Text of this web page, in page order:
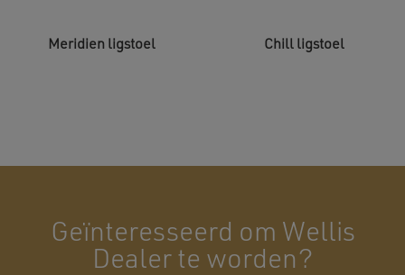
Meridien ligstoel Chill ligstoel
Geïnteresseerd om Wellis
Dealer te worden?